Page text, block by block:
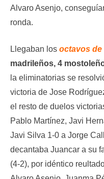
Alvaro Asenjo,
ronda.
Llegaban los octavos de
madrileños, 4
la eliminatorias se
victoria de Jose
el resto de duelos
Pablo Martínez, Javi
Javi Silva 1-0 a Jorge
decantaba Juancar a su
(4-2), por idéntico